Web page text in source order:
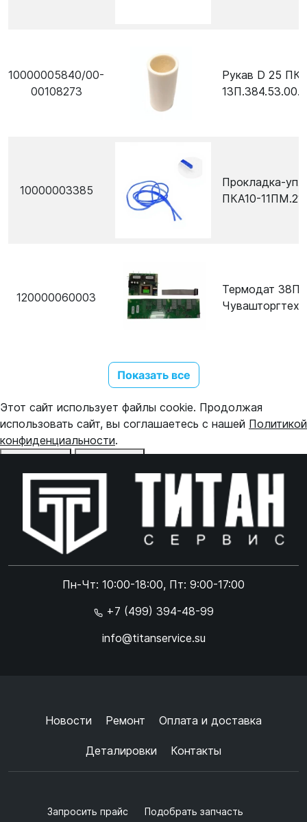
10000005840/00-
00108273
Рукав D 25
10000003385
Прокладка-
ПКА10-
120000060003
Термодат
Показать все
Пн-Чт: 10:00-18:00, Пт: 9:00-17:00
+7 (499) 394-48-99
info@titanservice.su
Новости Ремонт Оплата и доставка
Деталировки Контакты
Запросить прайс Подобрать запчасть
Этот сайт использует файлы cookie. Продолжая
использовать сайт, вы соглашаетесь с нашей Политикой
конфиденциальности.
Online чат
Online чат